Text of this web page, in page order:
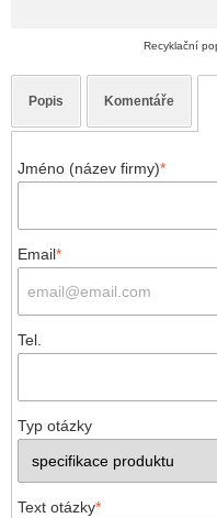
Recyklační
Popis Komentáře
Jméno (název firmy)*
Email*
Tel.
Typ otázky
Text otázky*